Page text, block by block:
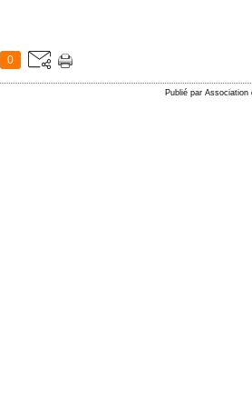
0
Publié par Association